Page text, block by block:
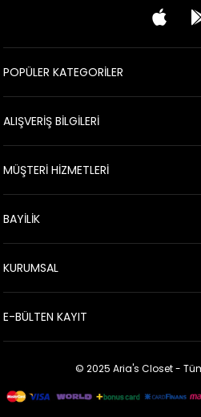
POPÜLER KATEGORİLER
ALIŞVERİŞ BİLGİLERİ
MÜŞTERİ HİZMETLERİ
BAYİLİK
KURUMSAL
E-BÜLTEN KAYIT
© 2025 Aria's Closet -